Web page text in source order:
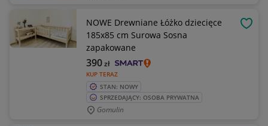
NOWE Drewniane Łóżko dziecięce
185x85 cm Surowa Sosna
zapakowane
KUP TERAZ
390zł
STAN: NOWY
SPRZEDAJĄCY: OSOBA PRYWATNA
Gomulin